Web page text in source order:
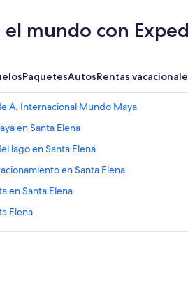
el mundo con
PaquetesAutosRentas
A. Internacional Mundo Maya
en Santa Elena
lago en Santa Elena
en Santa Elena
en Santa Elena
Elena
Centro comercial Maya Mall